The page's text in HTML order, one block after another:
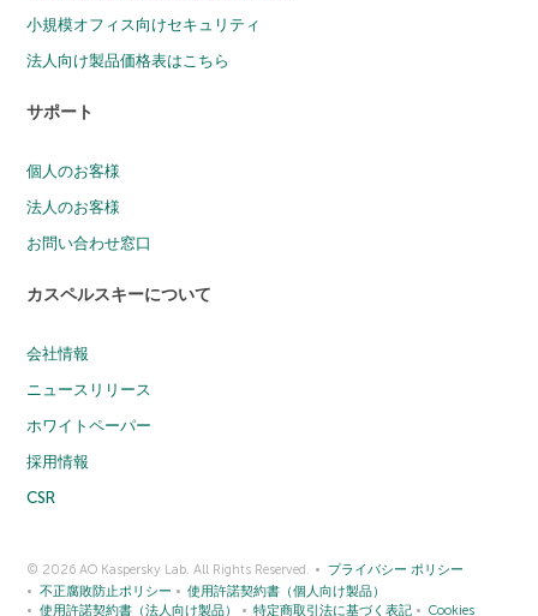
小規模オフィス向けセキュリティ
法人向け製品価格表はこちら
サポート
個人のお客様
法人のお客様
お問い合わせ窓口
カスペルスキーについて
会社情報
ニュースリリース
ホワイトペーパー
採用情報
CSR
© 2026 AO Kaspersky Lab. All Rights Reserved.
プライバシー ポリシー
不正腐敗防止ポリシー
使用許諾契約書（個人向け製品）
使用許諾契約書（法人向け製品）
特定商取引法に基づく表記 Cookies